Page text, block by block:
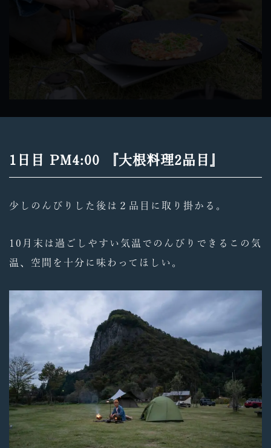
1日目 PM4:00 『大根料理2品目』
少しのんびりした後は２品目に取り掛かる。
10月末は過ごしやすい気温でのんびりできるこの気
温、空間を十分に味わってほしい。